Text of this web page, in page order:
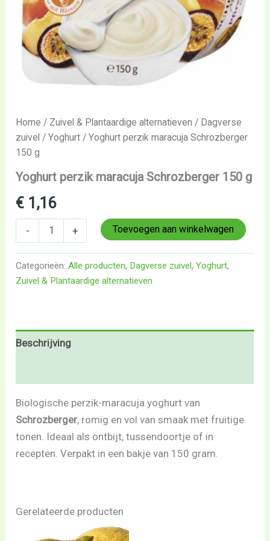
Home / Zuivel & Plantaardige alternatieven / Dagverse
zuivel /Yoghurt / Yoghurt perzik maracuja Schrozberger
150 g
Yoghurt perzik maracuja Schrozberger 150 g
€ 1,16
- + Toevoegen aan winkelwagen
Categorieën:Alle producten, Dagverse zuivel,Yoghurt,
Zuivel & Plantaardige alternatieven
Beschrijving
Biologische perzik-maracuja yoghurt van
Schrozberger, romig en vol van smaak met fruitige
tonen. Ideaal als ontbijt, tussendoortje of in
recepten. Verpakt in een bakje van 150 gram.
Gerelateerde producten